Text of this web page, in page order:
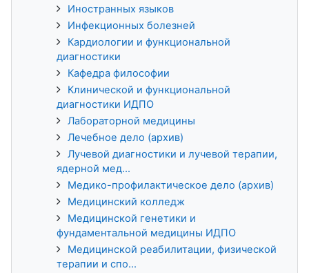
Иностранных языков
Инфекционных болезней
Кардиологии и функциональной
диагностики
Кафедра философии
Клинической и функциональной
диагностики ИДПО
Лабораторной медицины
Лечебное дело (архив)
Лучевой диагностики и лучевой терапии,
ядерной мед...
Медико-профилактическое дело (архив)
Медицинский колледж
Медицинской генетики и
фундаментальной медицины ИДПО
Медицинской реабилитации, физической
терапии и спо...